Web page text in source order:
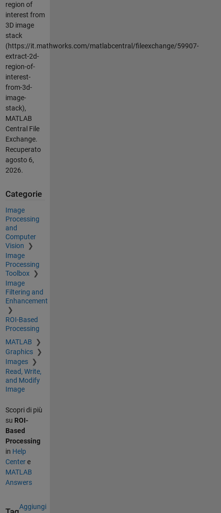
region of
interest from
3D image
stack
(https://it.mathworks.com/matlabcentral/fileexchange/59907-
extract-2d-
region-of-
interest-
from-3d-
image-
stack),
MATLAB
Central File
Exchange.
Recuperato
agosto 6,
2026.
Categorie
Image
Processing
and
Computer
Vision
Image
Processing
Toolbox
Image
Filtering and
Enhancement
ROI-Based
Processing
MATLAB
Graphics
Images
Read, Write,
and Modify
Image
Scopri di più
su ROI-
Based
Processing
in Help
Centere
MATLAB
Answers
Aggiungi